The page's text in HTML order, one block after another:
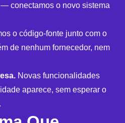
conectamos o novo sistema
o código-fonte junto com o
de nenhum fornecedor, nem
Novas funcionalidades
aparece, sem esperar o